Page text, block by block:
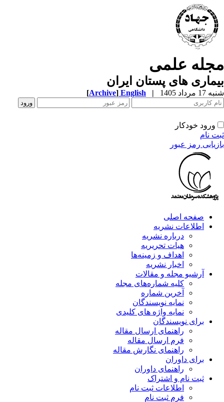
علمی
های پستان ایران
مرداد 1405 |
English
[Archive]
ورود خودکار
نام
رمز عبور
صفحه اصلی
اطلاعات نشریه
درباره نشریه
هیات تحریریه
اهداف و زمینه‌ها
اخبار نشریه
آرشیو مجله و مقالات
کلیه شماره‌های مجله
آخرین شماره
نمایه نویسندگان
نمایه واژه های کلیدی
برای نویسندگان
راهنمای ارسال مقاله
فرم ارسال مقاله
راهنمای نگارش مقاله
برای داوران
راهنمای داوران
ثبت نام و اشتراک
اطلاعات ثبت نام
فرم ثبت نام